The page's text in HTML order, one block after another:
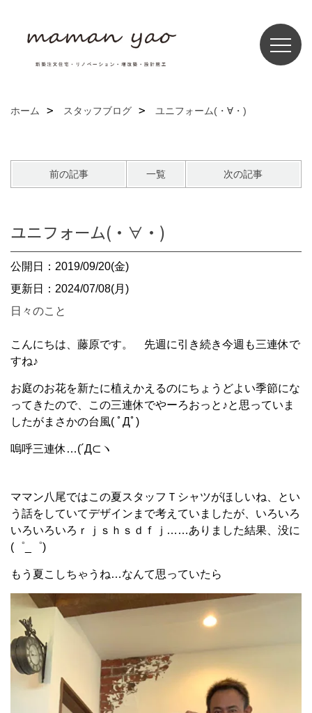
ホーム スタッフブログ ユニフォーム(・∀・)
前の記事 一覧 次の記事
ユニフォーム(・∀・)
公開日：2019/09/20(金)
更新日：2024/07/08(月)
日々のこと
こんにちは、藤原です。 先週に引き続き今週も三連休で
すね♪
お庭のお花を新たに植えかえるのにちょうどよい季節にな
ってきたので、この三連休でやーろおっと♪と思っていま
したがまさかの台風( ﾟДﾟ)
嗚呼三連休…(´Д⊂ヽ
ママン八尾ではこの夏スタッフＴシャツがほしいね、とい
う話をしていてデザインまで考えていましたが、いろいろ
いろいろいろｒｊｓｈｓｄｆｊ……ありました結果、没に
(゜_゜)
もう夏こしちゃうね…なんて思っていたら